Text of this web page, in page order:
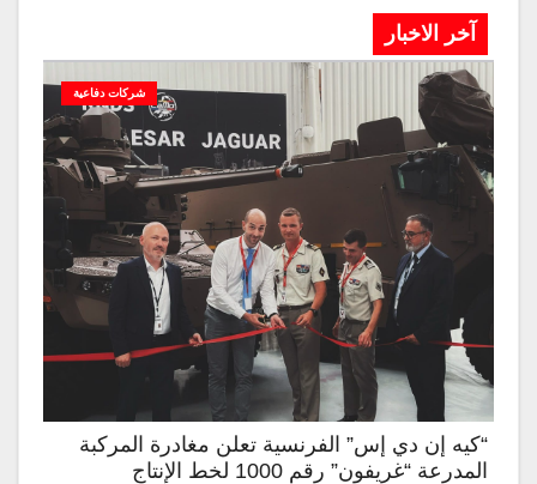
آخر الاخبار
شركات دفاعية
“كيه إن دي إس” الفرنسية تعلن مغادرة المركبة
المدرعة “غريفون” رقم 1000 لخط الإنتاج